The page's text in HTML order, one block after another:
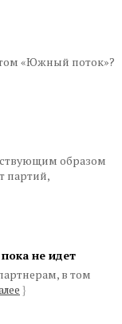
«Южный поток»?
образом
партий,
не идет
в том
}